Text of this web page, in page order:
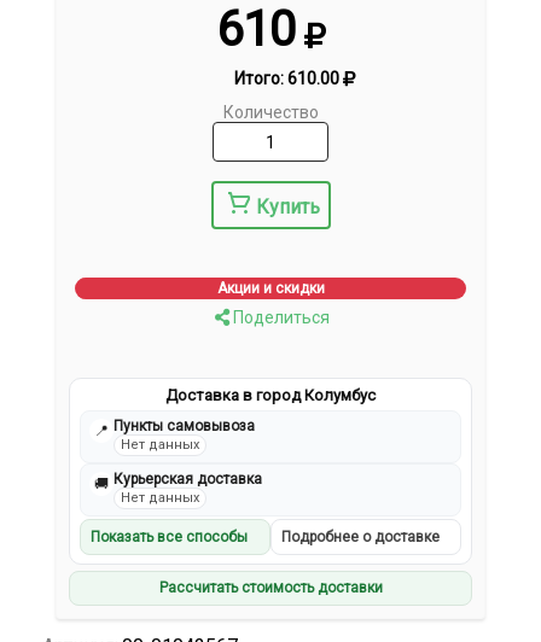
610
Итого:610.00
Количество
Купить
Акции и скидки
Поделиться
Доставка в город Колумбус
📍 Пункты самовывоза
Нет данных
🚚 Курьерская доставка
Нет данных
Показать все способы Подробнее о доставке
Рассчитать стоимость доставки